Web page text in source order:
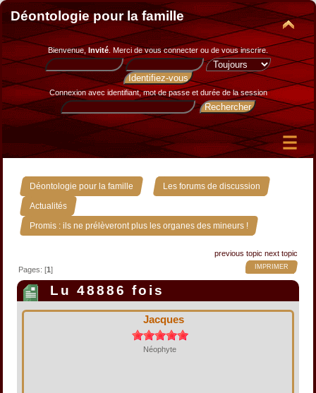
Déontologie pour la famille
Bienvenue, Invité. Merci devous connecter ou de vous inscrire.
Connexion avec identifiant, mot de passe et durée de la session
Déontologie pour la famille » Les forums de discussion »
Actualités »
Promis : ils ne prélèveront plus les organes des mineurs !
previous topic next topic
IMPRIMER
Pages: [1]
Lu 48886 fois
Jacques
Néophyte